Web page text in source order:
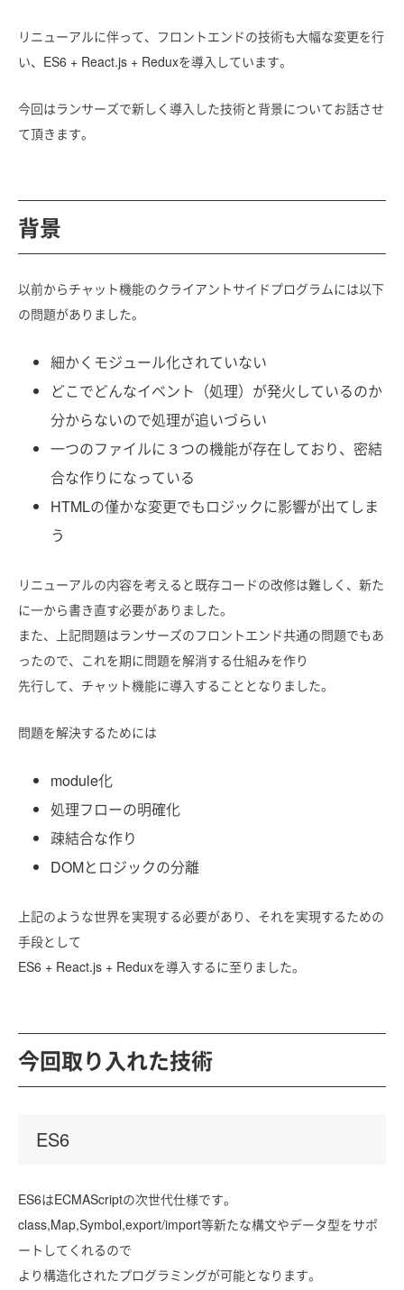
リニューアルに伴って、フロントエンドの技術も大幅な変更を行
い、ES6 + React.js + Reduxを導入しています。
今回はランサーズで新しく導入した技術と背景についてお話させ
て頂きます。
背景
以前からチャット機能のクライアントサイドプログラムには以下
の問題がありました。
細かくモジュール化されていない
どこでどんなイベント（処理）が発火しているのか
分からないので処理が追いづらい
一つのファイルに３つの機能が存在しており、密結
合な作りになっている
HTMLの僅かな変更でもロジックに影響が出てしま
う
リニューアルの内容を考えると既存コードの改修は難しく、新た
に一から書き直す必要がありました。
また、上記問題はランサーズのフロントエンド共通の問題でもあ
ったので、これを期に問題を解消する仕組みを作り
先行して、チャット機能に導入することとなりました。
問題を解決するためには
module化
処理フローの明確化
疎結合な作り
DOMとロジックの分離
上記のような世界を実現する必要があり、それを実現するための
手段として
ES6 + React.js + Reduxを導入するに至りました。
今回取り入れた技術
ES6
ES6はECMAScriptの次世代仕様です。
class,Map,Symbol,export/import等新たな構文やデータ型をサポ
ートしてくれるので
より構造化されたプログラミングが可能となります。